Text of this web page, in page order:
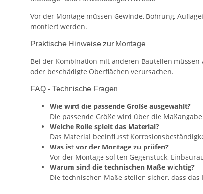
Vor der Montage müssen Gewinde, Bohrung,
montiert werden.
Praktische Hinweise zur Montage
Bei der Kombination mit anderen Bauteilen
oder beschädigte Oberflächen verursachen.
FAQ - Technische Fragen
Wie wird die passende Größe ausgewählt?
Die passende Größe wird über die
Welche Rolle spielt das Material?
Das Material beeinflusst
Was ist vor der Montage zu prüfen?
Vor der Montage sollten Gegenstück,
Warum sind die technischen Maße wichtig?
Die technischen Maße stellen sicher, dass